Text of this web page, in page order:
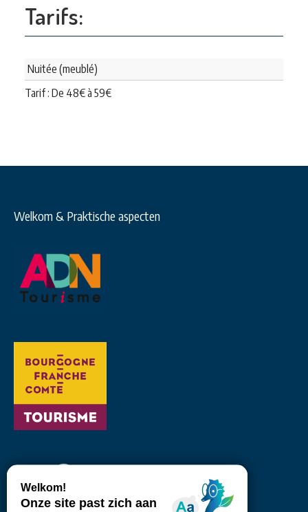
Tarifs:
Nuitée (meublé)
Tarif : De 48€à 59€
Welkom & Praktische aspecten